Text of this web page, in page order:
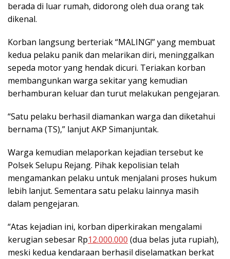
berada di luar rumah, didorong oleh dua orang tak
dikenal.
Korban langsung berteriak “MALING!” yang membuat
kedua pelaku panik dan melarikan diri, meninggalkan
sepeda motor yang hendak dicuri. Teriakan korban
membangunkan warga sekitar yang kemudian
berhamburan keluar dan turut melakukan pengejaran.
“Satu pelaku berhasil diamankan warga dan diketahui
bernama (TS),” lanjut AKP Simanjuntak.
Warga kemudian melaporkan kejadian tersebut ke
Polsek Selupu Rejang. Pihak kepolisian telah
mengamankan pelaku untuk menjalani proses hukum
lebih lanjut. Sementara satu pelaku lainnya masih
dalam pengejaran.
“Atas kejadian ini, korban diperkirakan mengalami
kerugian sebesar Rp12.000.000 (dua belas juta rupiah),
meski kedua kendaraan berhasil diselamatkan berkat